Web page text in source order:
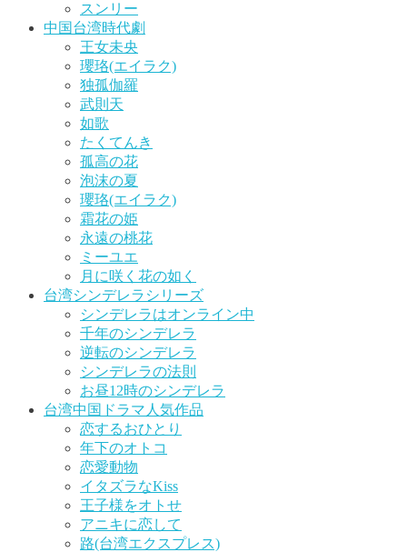
スンリー
中国台湾時代劇
王女未央
瓔珞(エイラク)
独孤伽羅
武則天
如歌
たくてんき
孤高の花
泡沫の夏
瓔珞(エイラク)
霜花の姫
永遠の桃花
ミーユエ
月に咲く花の如く
台湾シンデレラシリーズ
シンデレラはオンライン中
千年のシンデレラ
逆転のシンデレラ
シンデレラの法則
お昼12時のシンデレラ
台湾中国ドラマ人気作品
恋するおひとり
年下のオトコ
恋愛動物
イタズラなKiss
王子様をオトせ
アニキに恋して
路(台湾エクスプレス)